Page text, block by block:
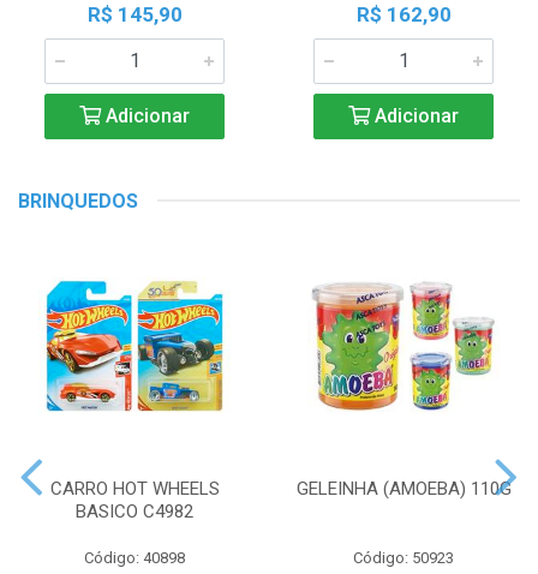
R$ 145,90
Adicionar
R$ 162,90
Adicionar
BRINQUEDOS
CARRO HOT WHEELS
BASICO C4982
Código: 40898
GELEINHA (AMOEBA) 110G
Código: 50923